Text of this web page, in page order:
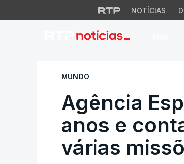
NOTÍCIAS
Agência
MUNDO
Agência
anos e
várias